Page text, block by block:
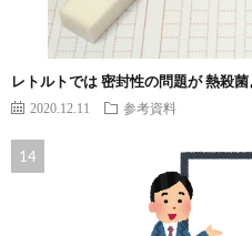
レトルトでは 密封性の問題が 熱殺
2020.12.11 参考資料